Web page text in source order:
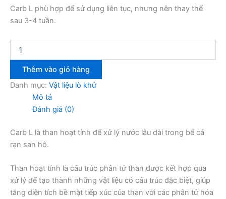
Carb L phù hợp để sử dụng liên tục, nhưng nên thay thế
sau 3-4 tuần.
Thêm vào giỏ hàng
Danh mục: Vật liệu lò khử
Mô tả
Đánh giá (0)
Carb L là than hoạt tính để xử lý nước lâu dài trong bể cá
rạn san hô.
Than hoạt tính là cấu trúc phân tử than được kết hợp qua
xử lý để tạo thành những vật liệu có cấu trúc đặc biệt, giúp
tăng diện tích bề mặt tiếp xúc của than với các phân tử hóa